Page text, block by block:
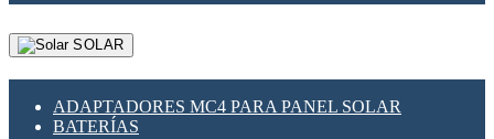
SOLAR
ADAPTADORES MC4 PARA PANEL SOLAR
BATERÍAS